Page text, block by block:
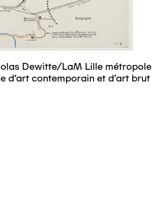
Dewitte/LaM Lille métropole
d’art contemporain et d’art brut